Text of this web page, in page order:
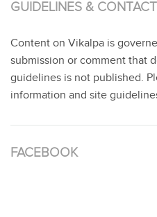
GUIDELINES & CONTACT
Content on Vikalpa is
submission or comment that
guidelines is not published.
information and site
FACEBOOK